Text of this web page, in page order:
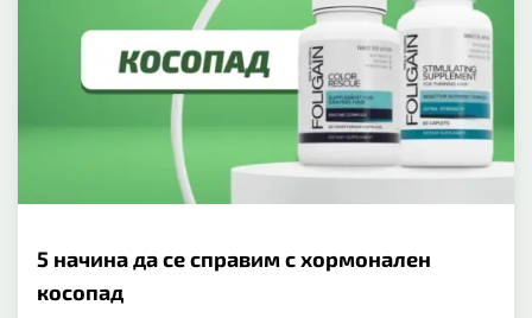
5 начина да се справим с хормонален
косопад